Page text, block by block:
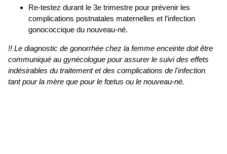
Re-testez durant le 3e trimestre pour prévenir les
complications postnatales maternelles et l’infection
gonococcique du nouveau-né.
!! Le diagnostic de gonorrhée chez la femme enceinte doit être
communiqué au gynécologue pour assurer le suivi des effets
indésirables du traitement et des complications de l'infection
tant pour la mère que pour le fœtus ou le nouveau-né.